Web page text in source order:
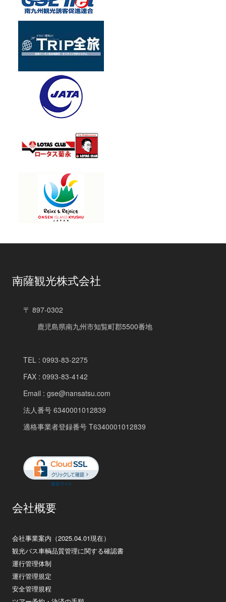
南薩観光株式会社
〒 897-0302
鹿児島県南九州市知覧町郡5500番地
TEL : 0993-83-2275
FAX : 0993-83-4142
Email : gse@nansatsu.com
法人番号 6340001012839
適格事業者登録番号 T6340001012839
会社概要
会社事業案内（2025.04.01現在）
観光バス車輌品質管理に関する確認書
運行管理体制
運行管理規定
安全管理規程